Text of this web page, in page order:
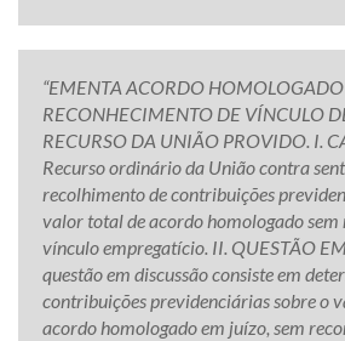
“EMENTA ACORDO
RECONHECIMENTO DE VÍNCULO
RECURSO DA UNIÃO PROVIDO. I.
Recurso ordinário da União contra
recolhimento de contribuições
valor total de acordo homologado sem
vínculo empregatício. II. QUESTÃO
questão em discussão consiste em
contribuições previdenciárias sobre o
acordo homologado em juízo, sem